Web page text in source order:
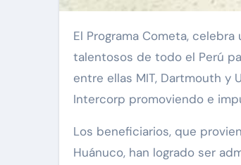
El Programa Cometa, celebra un logro sin precedentes al otorgar 33 becas completas a jóvenes
talentosos de todo el Perú
entre ellas MIT, Dartmouth y
Intercorp promoviendo e
Los beneficiarios, que
Huánuco, han logrado ser